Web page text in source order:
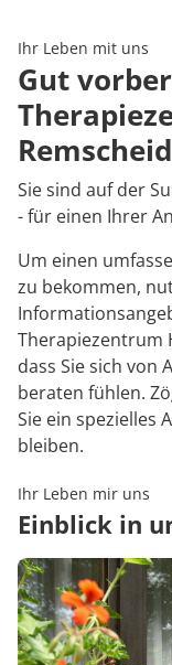
Ihr Leben mit uns
Gut
Remscheid
Sie sind auf der
- für einen Ihrer
Um einen
zu bekommen,
Therapiezentrum
dass Sie sich von
beraten fühlen.
Sie ein spezielles
bleiben.
Ihr Leben mir uns
Einblick in